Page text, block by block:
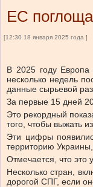
ЕС
[12:30 18 января 2025 года ]
В 2025 году Европа
несколько недель
данные сырьевой
За первые 15 дней
Это рекордный
того, чтобы выжать
Эти цифры
территорию
Отмечается, что это
Несколько стран,
дорогой СПГ, если